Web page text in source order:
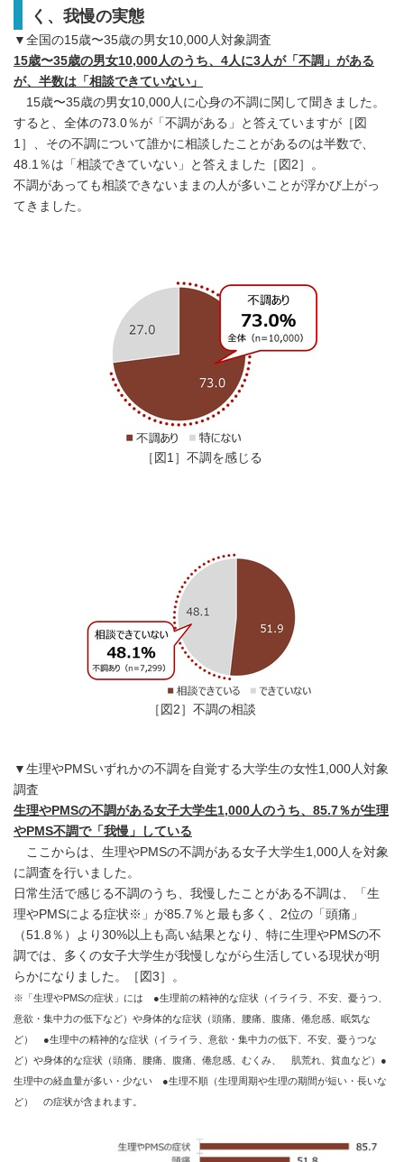
く、我慢の実態
▼全国の15歳〜35歳の男女10,000人対象調査
15歳〜35歳の男女10,000人のうち、4人に3人が「不調」がある
が、半数は「相談できていない」
15歳〜35歳の男女10,000人に心身の不調に関して聞きました。
すると、全体の73.0％が「不調がある」と答えていますが［図
1］、その不調について誰かに相談したことがあるのは半数で、
48.1％は「相談できていない」と答えました［図2］。
不調があっても相談できないままの人が多いことが浮かび上がっ
てきました。
［図1］不調を感じる
［図2］不調の相談
▼生理やPMSいずれかの不調を自覚する大学生の女性1,000人対象
調査
生理やPMSの不調がある女子大学生1,000人のうち、85.7％が生理
やPMS不調で「我慢」している
ここからは、生理やPMSの不調がある女子大学生1,000人を対象
に調査を行いました。
日常生活で感じる不調のうち、我慢したことがある不調は、「生
理やPMSによる症状※」が85.7％と最も多く、2位の「頭痛」
（51.8％）より30%以上も高い結果となり、特に生理やPMSの不
調では、多くの女子大学生が我慢しながら生活している現状が明
らかになりました。［図3］。
※「生理やPMSの症状」には ●生理前の精神的な症状（イライラ、不安、憂うつ、
意欲・集中力の低下など）や身体的な症状（頭痛、腰痛、腹痛、倦怠感、眠気な
ど） ●生理中の精神的な症状（イライラ、意欲・集中力の低下、不安、憂うつな
ど）や身体的な症状（頭痛、腰痛、腹痛、倦怠感、むくみ、 肌荒れ、貧血など）●
生理中の経血量が多い・少ない ●生理不順（生理周期や生理の期間が短い・長いな
ど） の症状が含まれます。